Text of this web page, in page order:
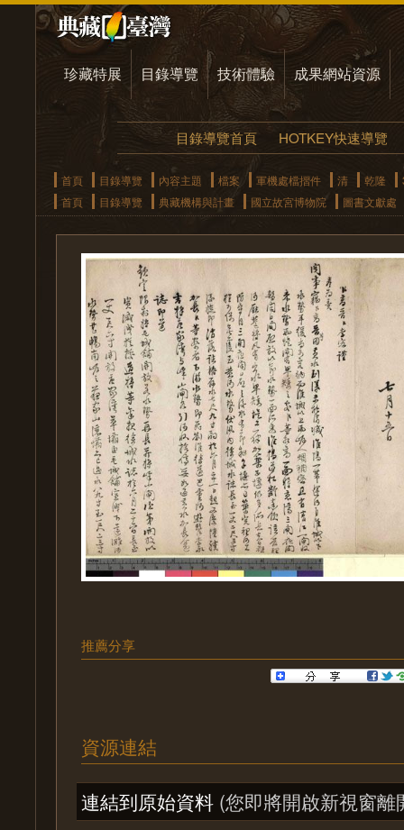
珍藏特展 目錄導覽 技術體驗 成果網站資源
目錄導覽首頁 HOTKEY快速導覽
首頁 目錄導覽 內容主題 檔案 軍機處檔摺件 清 乾隆
首頁
目錄導覽 典藏機構與計畫 國立故宮博物院 圖書文獻處
推薦分享
資源連結
連結到原始資料 (您即將開啟新視窗離